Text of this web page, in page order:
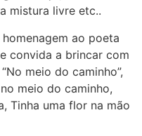
mistura livre etc..
homenagem ao poeta
convida a brincar com
meio do caminho”,
meio do caminho,
Tinha uma flor na mão